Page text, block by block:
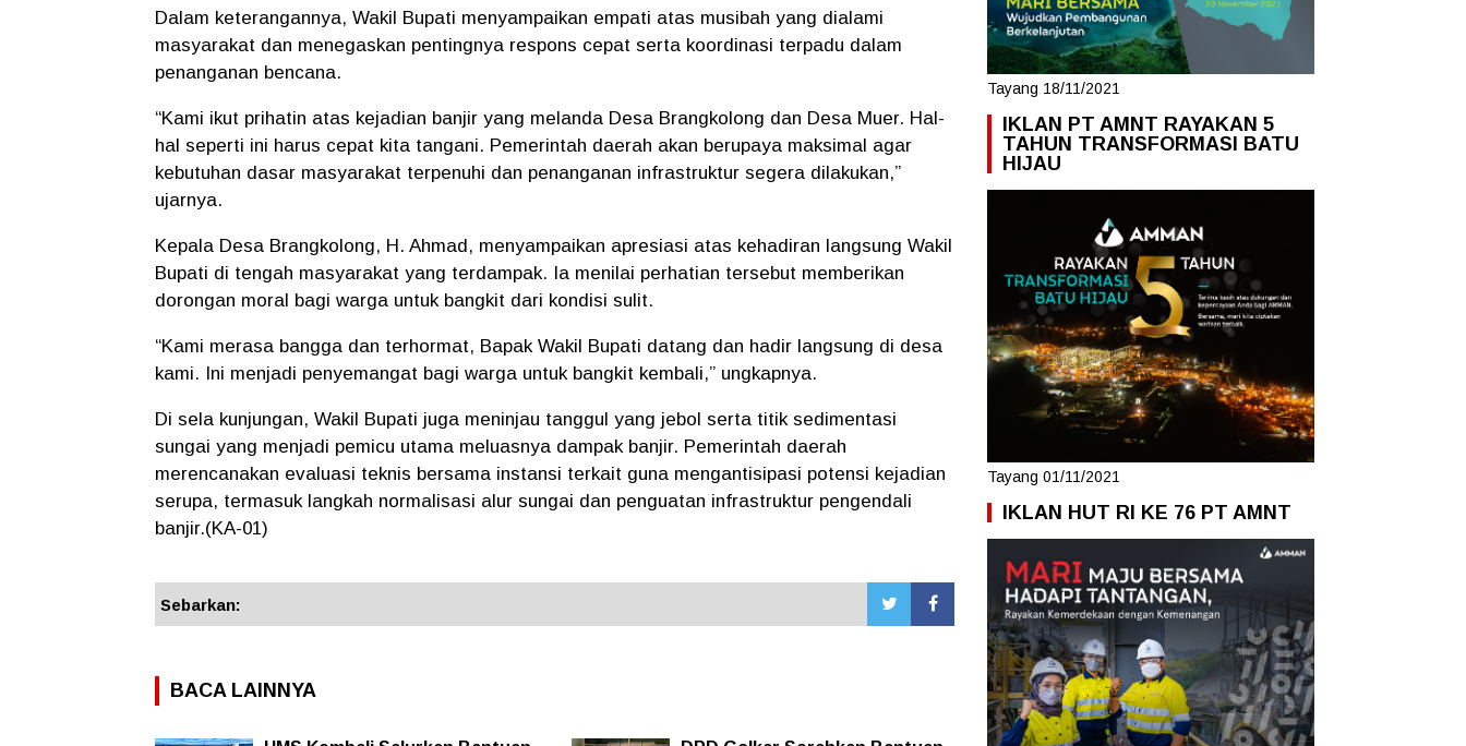
Dalam keterangannya, Wakil Bupati menyampaikan empati atas musibah yang dialami
masyarakat dan menegaskan pentingnya respons cepat serta koordinasi terpadu dalam
penanganan bencana.
“Kami ikut prihatin atas kejadian banjir yang melanda Desa Brangkolong dan Desa Muer. Hal-
hal seperti ini harus cepat kita tangani. Pemerintah daerah akan berupaya maksimal agar
kebutuhan dasar masyarakat terpenuhi dan penanganan infrastruktur segera dilakukan,”
ujarnya.
Kepala Desa Brangkolong, H. Ahmad, menyampaikan apresiasi atas kehadiran langsung Wakil
Bupati di tengah masyarakat yang terdampak. Ia menilai perhatian tersebut memberikan
dorongan moral bagi warga untuk bangkit dari kondisi sulit.
“Kami merasa bangga dan terhormat, Bapak Wakil Bupati datang dan hadir langsung di desa
kami. Ini menjadi penyemangat bagi warga untuk bangkit kembali,” ungkapnya.
Di sela kunjungan, Wakil Bupati juga meninjau tanggul yang jebol serta titik sedimentasi
sungai yang menjadi pemicu utama meluasnya dampak banjir. Pemerintah daerah
merencanakan evaluasi teknis bersama instansi terkait guna mengantisipasi potensi kejadian
serupa, termasuk langkah normalisasi alur sungai dan penguatan infrastruktur pengendali
banjir.(KA-01)
Sebarkan:
BACA LAINNYA
Tayang 18/11/2021
IKLAN PT AMNT RAYAKAN 5
TAHUN TRANSFORMASI BATU
HIJAU
Tayang 01/11/2021
IKLAN HUT RI KE 76 PT AMNT